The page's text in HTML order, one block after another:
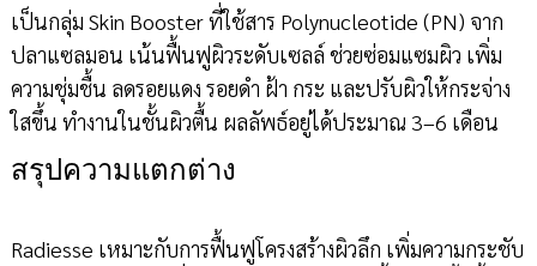
เป็นกลุ่ม Skin Booster ที่ใช้สาร Polynucleotide (PN) จาก
ปลาแซลมอน เน้นฟื้นฟูผิวระดับเซลล์ ช่วยซ่อมแซมผิว เพิ่ม
ความชุ่มชื้น ลดรอยแดง รอยดำ ฝ้า กระ และปรับผิวให้กระจ่าง
ใสขึ้น ทำงานในชั้นผิวตื้น ผลลัพธ์อยู่ได้ประมาณ 3–6 เดือน
สรุปความแตกต่าง
Radiesse เหมาะกับการฟื้นฟูโครงสร้างผิวลึก เพิ่มความกระชับ